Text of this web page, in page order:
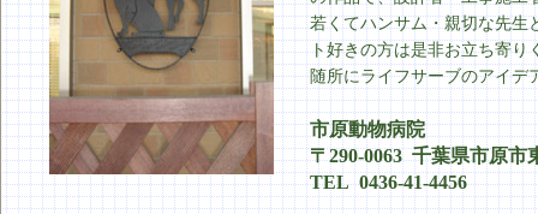
若くてハンサム・親切な先生
ト好きの方は是非お立ち寄り
随所にライフサーブのアイデ
市原動物病院
〒290-0063 千葉県市原市
TEL 0436-41-4456